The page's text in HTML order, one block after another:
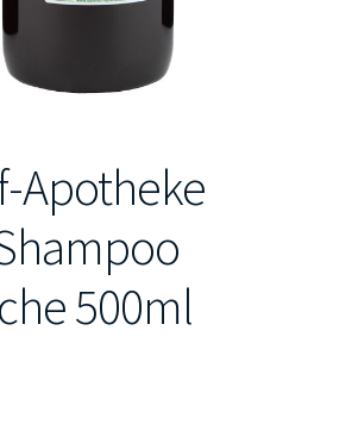
Apotheke
500ml